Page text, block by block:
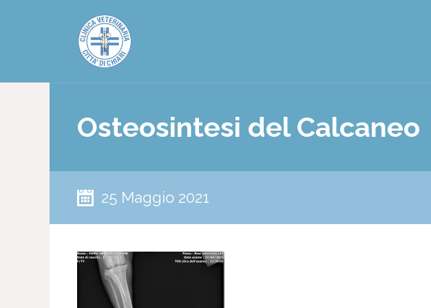
Osteosintesi del Calcaneo
25 Maggio 2021